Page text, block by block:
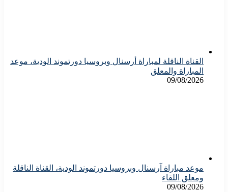
القناة الناقلة لمباراة أرسنال وبروسيا دورتموند الودية، موعد
المباراة والمعلق
09/08/2026
موعد مباراة آرسنال وبروسيا دورتموند الودية، القناة الناقلة
ومعلق اللقاء
09/08/2026